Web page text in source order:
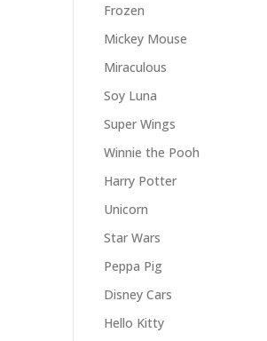
Frozen
Mickey Mouse
Miraculous
Soy Luna
Super Wings
Winnie the Pooh
Harry Potter
Unicorn
Star Wars
Peppa Pig
Disney Cars
Hello Kitty